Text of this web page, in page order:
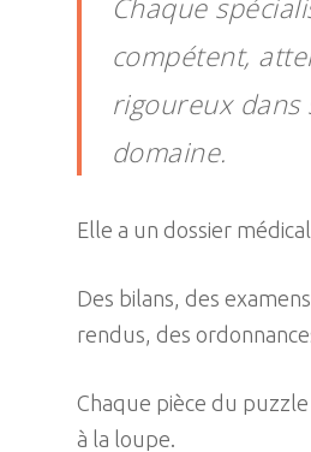
Chaque
compétent,
rigoureux dans
domaine.
Elle a un dossier
Des bilans, des
rendus, des
Chaque pièce du
à la loupe.